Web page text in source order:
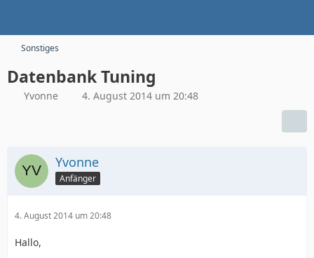
Sonstiges
Datenbank Tuning
Yvonne 4. August 2014 um 20:48
Yvonne
Anfänger
4. August 2014 um 20:48
Hallo,